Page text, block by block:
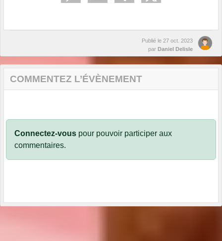
Publié le 27 oct. 2023
par Daniel Delisle
COMMENTEZ L’ÉVÈNEMENT
Connectez-vous pour pouvoir participer aux
commentaires.